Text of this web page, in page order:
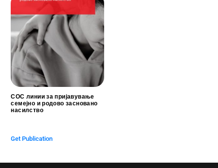
СОС линии за пријавување
семејно и родово засновано
насилство
Get Publication